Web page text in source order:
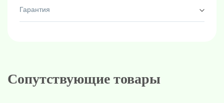
Гарантия
Сопутствующие товары